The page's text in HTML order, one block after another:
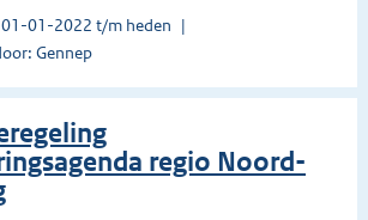
01-01-2022 t/m heden
Gennep
regio Noord-